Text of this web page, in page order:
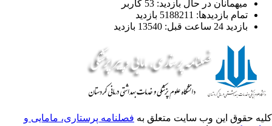
میهمانان در حال بازدید: 53 کاربر
تمام بازدید‌ها: 5188211 بازدید
بازدید 24 ساعت قبل: 13540 بازدید
حقوق این وب سایت متعلق بهفصلنامه پرستاری، مامایی و